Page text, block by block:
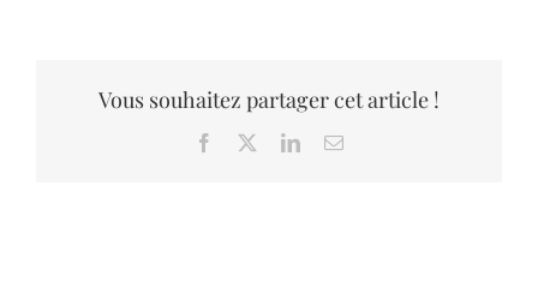
Vous souhaitez partager cet article !
Facebook LinkedInEmail